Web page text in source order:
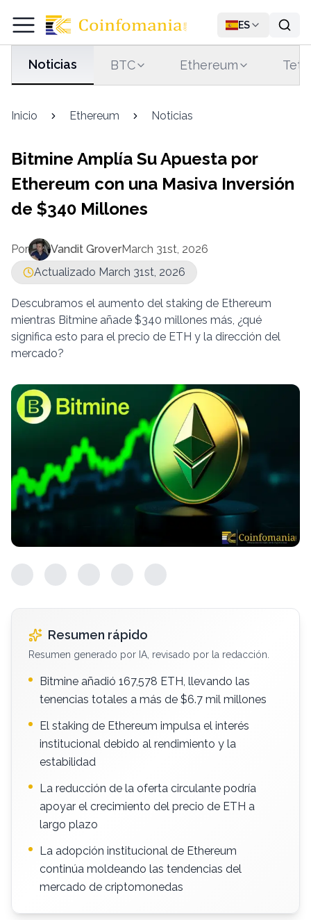
ES
Noticias BTC Ethereum
Inicio Ethereum Noticias
Bitmine Amplía Su Apuesta por
Ethereum con una Masiva Inversión
de $340 Millones
Por Vandit GroverMarch 31st, 2026
Actualizado March 31st, 2026
Descubramos el aumento del staking de Ethereum
mientras Bitmine añade $340 millones más, ¿qué
significa esto para el precio de ETH y la dirección del
mercado?
Resumen rápido
Resumen generado por IA, revisado por la redacción.
Bitmine añadió 167,578 ETH, llevando las
tenencias totales a más de $6.7 mil millones
El staking de Ethereum impulsa el interés
institucional debido al rendimiento y la
estabilidad
La reducción de la oferta circulante podría
apoyar el crecimiento del precio de ETH a
largo plazo
La adopción institucional de Ethereum
continúa moldeando las tendencias del
mercado de criptomonedas